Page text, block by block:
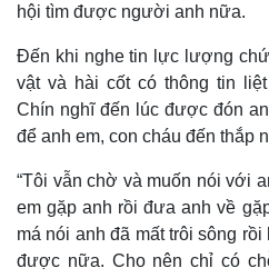
hội tìm được người anh nữa.
Đến khi nghe tin lực lượng
vật và hài cốt có thông tin
Chín nghĩ đến lúc được đón
để anh em, con cháu đến thắp
“Tôi vẫn chờ và muốn nói với
em gặp anh rồi đưa anh về
má nói anh đã mất trôi sông
được nữa. Cho nên chỉ có